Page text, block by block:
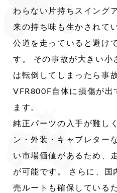
わらない片持ちスイング
来の持ち味も生かされて
公道を走っていると避け
す。 その事故が大きい小
は転倒してしまったら事
VFR800F自体に損傷が出
ます。
純正パーツの入手が難し
ン・外装・キャブレター
い市場価値があるため、
が可能です。 さらに、国
売ルートも確保している